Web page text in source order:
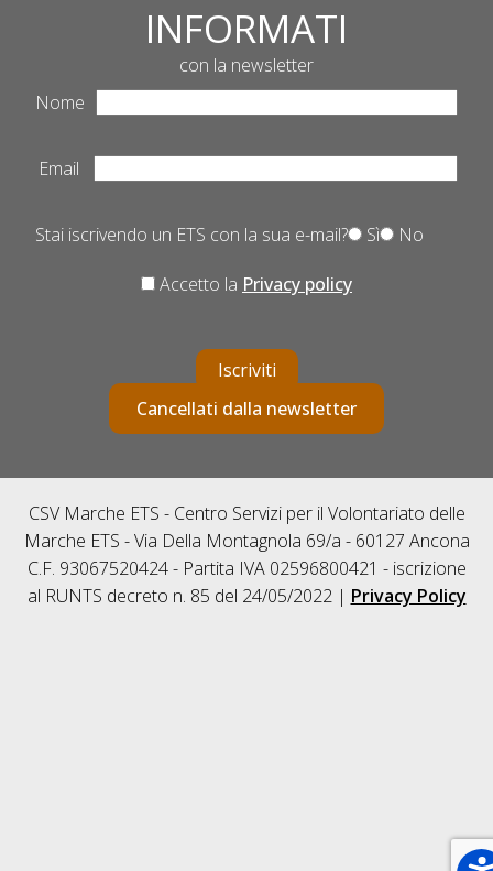
INFORMATI
con la newsletter
Nome
Email
Stai iscrivendo un ETS con la sua e-mail? Sì No
Accetto la Privacy policy
Iscriviti
Cancellati dalla newsletter
CSV Marche ETS - Centro Servizi per il Volontariato delle
Marche ETS - Via Della Montagnola 69/a - 60127 Ancona
C.F. 93067520424 - Partita IVA 02596800421 - iscrizione
al RUNTS decreto n. 85 del 24/05/2022 | Privacy Policy